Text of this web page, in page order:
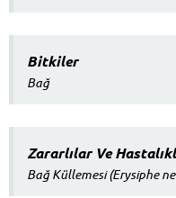
Bitkiler
Bağ
Zararlılar Ve
Bağ Küllemesi (Erysiphe